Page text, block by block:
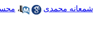
شمعانه محمدی ،